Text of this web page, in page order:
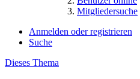
Mitgliedersuche
Anmelden oder registrieren
Suche
Dieses Thema